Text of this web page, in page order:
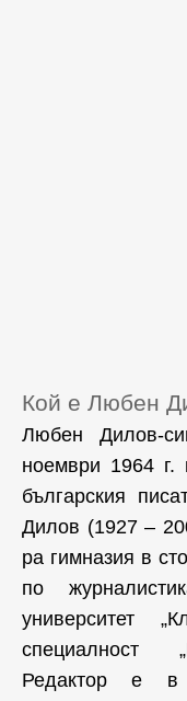
Кой е Любен
Любен Дилов-
ноември 1964
българския
Дилов (1927 –
ра гимназия в
по
университет
специалност
Редактор е в